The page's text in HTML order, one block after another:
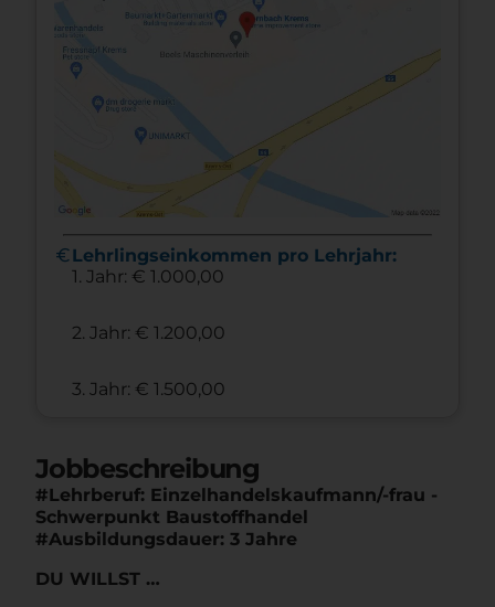
euroLehrlingseinkommen pro Lehrjahr:
1. Jahr: € 1.000,00
2. Jahr: € 1.200,00
3. Jahr: € 1.500,00
Jobbeschreibung
#Lehrberuf: Einzelhandelskaufmann/-frau -
Schwerpunkt Baustoffhandel
#Ausbildungsdauer: 3 Jahre
DU WILLST …